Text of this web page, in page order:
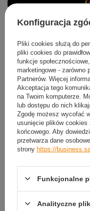
Produkt dostępny
Darmowa i szybka
30 dni na łatwy zwrot
Sprawdź, w którym
Bezpieczne zakupy
Darmowa dostawa do
odbioru
Smile - dostawy ze sklepów
darmoWięcej informacji.
SZCZEGÓŁOWE DANE
Konfiguracja
Pliki cookies służą do
pliki cookies do
funkcje
marketingowe - zarówno
Partnerów. Więcej
Akceptacja tego
na Twoim komputerze.
lub dostępu do nich
Zgodę możesz wycofać
usunięcie plików cookies
końcowego. Aby
przetwarza dane
strony https://
Funkcjonalne
Analityczne